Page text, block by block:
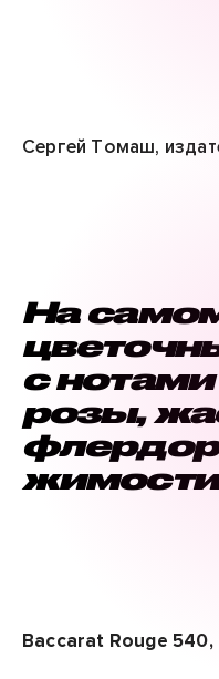
Сергей Томаш,
На
с
розы,
Baccarat Rouge